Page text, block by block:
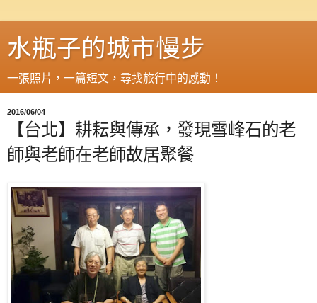
水瓶子的城市慢步
一張照片，一篇短文，尋找旅行中的感動！
2016/06/04
【台北】耕耘與傳承，發現雪峰石的老
師與老師在老師故居聚餐